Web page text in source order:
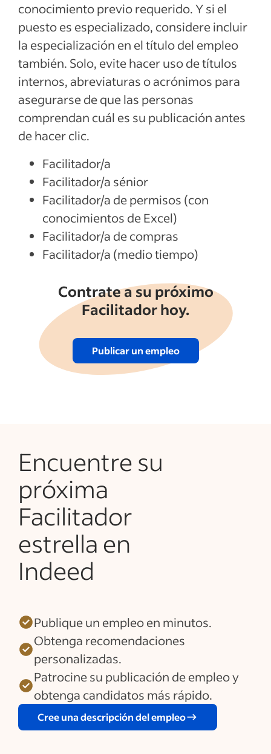
conocimiento previo requerido. Y si el
puesto es especializado, considere incluir
la especialización en el título del empleo
también. Solo, evite hacer uso de títulos
internos, abreviaturas o acrónimos para
asegurarse de que las personas
comprendan cuál es su publicación antes
de hacer clic.
Facilitador/a
Facilitador/a sénior
Facilitador/a de permisos (con
conocimientos de Excel)
Facilitador/a de compras
Facilitador/a (medio tiempo)
Contrate a su próximo
Facilitador hoy.
Publicar un empleo
Encuentre su
próxima
Facilitador
estrella en
Indeed
Publique un empleo en minutos.
Obtenga recomendaciones
personalizadas.
Patrocine su publicación de empleo y
obtenga candidatos más rápido.
Cree una descripción del empleo